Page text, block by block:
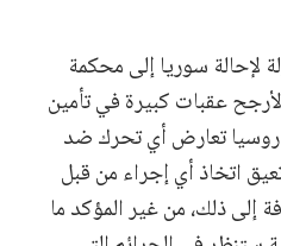
لإحالة سوريا إلى محكمة
عقبات كبيرة في تأمين
روسيا تعارض أي تحرك ضد
اتخاذ أي إجراء من قبل
إلى ذلك، من غير المؤكد ما